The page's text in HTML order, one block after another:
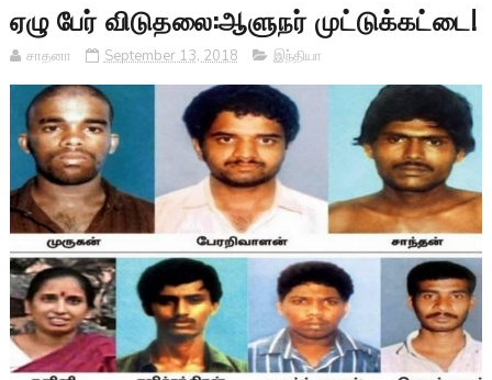
ஏழு பேர் விடுதலை:ஆளுநர் முட்டுக்கட்டை!
சாதனா September 13, 2018 இந்தியா